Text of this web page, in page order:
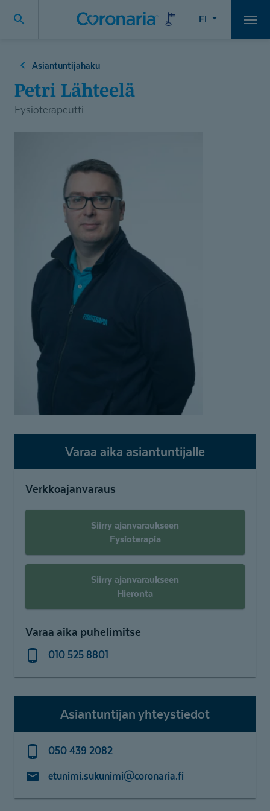
FI
Asiantuntijahaku
Petri Lähteelä
Fysioterapeutti
Varaa aika asiantuntijalle
Verkkoajanvaraus
Siirry ajanvaraukseen
Fysioterapia
Siirry ajanvaraukseen
Hieronta
Varaa aika puhelimitse
010 525 8801
Asiantuntijan yhteystiedot
050 439 2082
etunimi.sukunimi@coronaria.fi